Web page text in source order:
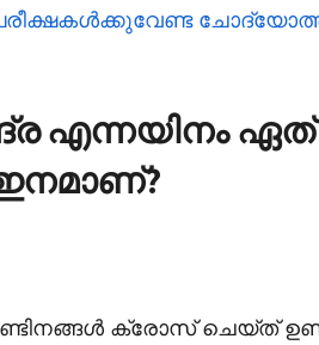
ഏത്
ക്രോസ് ചെയ്ത്